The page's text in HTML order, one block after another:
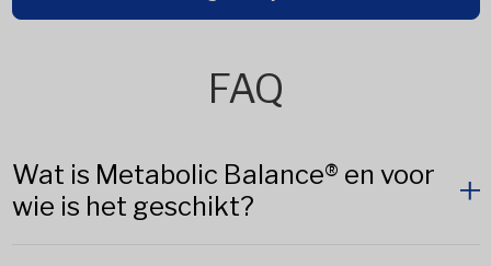
FAQ
Wat is Metabolic Balance® en voor
wie is het geschikt?